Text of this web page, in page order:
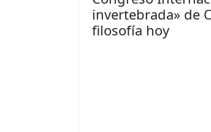
invertebrada» de
filosofía hoy